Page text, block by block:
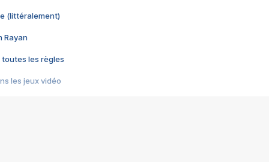
(littéralement)
Rayan
toutes les règles
les jeux vidéo